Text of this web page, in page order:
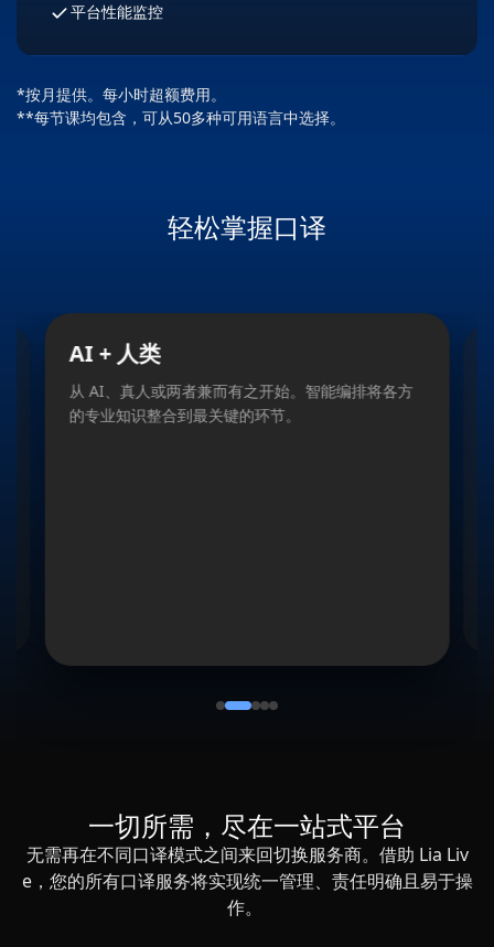
平台性能监控
*按月提供。每小时超额费用。
**每节课均包含，可从50多种可用语言中选择。
轻松掌握口译
Slide 2 of 5
AI + 人类
从 AI、真人或两者兼而有之开始。智能编排将各方
的专业知识整合到最关键的环节。
一切所需，尽在一站式平台
无需再在不同口译模式之间来回切换服务商。借助 Lia Liv
e，您的所有口译服务将实现统一管理、责任明确且易于操
作。